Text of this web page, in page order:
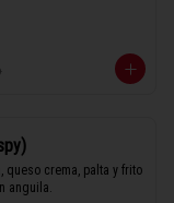
queso crema, palta y frito
anguila.